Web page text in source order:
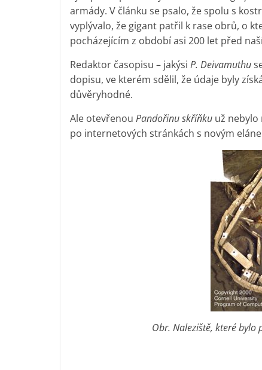
armády. V článku se psalo, že spolu s
vyplývalo, že gigant patřil k rase obrů, o
pocházejícím z období asi 200 let před
Redaktor časopisu – jakýsi P. Deivamuthu
dopisu, ve kterém sdělil, že údaje byly
důvěryhodné.
Ale otevřenou Pandořinu skříňku už nebylo
po internetových stránkách s novým
Obr. Naleziště, které bylo